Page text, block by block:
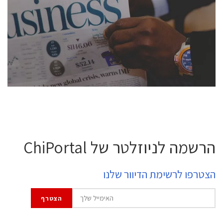
conference is intended for everyone involved in the
semiconductor industry, including engineers,
professional experts, and senior executives.
לחץ לפרטים
הרשמה לניוזלטר של ChiPortal
הצטרפו לרשימת הדיוור שלנו